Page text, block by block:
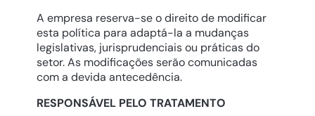
A empresa reserva-se o direito de modificar
esta política para adaptá-la a mudanças
legislativas, jurisprudenciais ou práticas do
setor. As modificações serão comunicadas
com a devida antecedência.
RESPONSÁVEL PELO TRATAMENTO